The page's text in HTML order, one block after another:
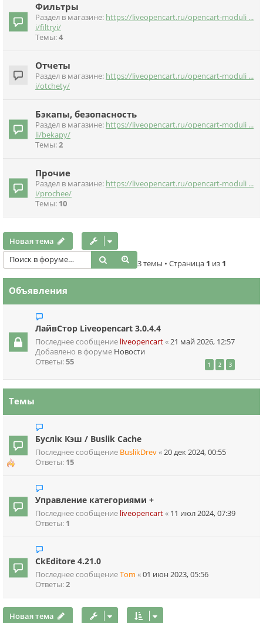
Фильтры
Раздел в магазине: https://liveopencart.ru/opencart-moduli ...
i/filtryi/
Темы:4
Отчеты
Раздел в магазине: https://liveopencart.ru/opencart-moduli ...
i/otchety/
Бэкапы, безопасность
Раздел в магазине: https://liveopencart.ru/opencart-moduli ...
li/bekapy/
Темы:2
Прочие
Раздел в магазине: https://liveopencart.ru/opencart-moduli ...
i/prochee/
Темы: 10
Новая тема
Поиск
Расширенный поиск
3 темы • Страница 1 из 1
Объявления
ЛайвСтор Liveopencart 3.0.4.4
Последнее сообщение liveopencart«21 май 2026, 12:57
Добавлено в форуме Новости
Ответы:55 1 2 3
Темы
Буслік Кэш / Buslik Cache
Последнее сообщение BuslikDrev«20 дек 2024, 00:55
Ответы: 15
Управление категориями +
Последнее сообщение liveopencart« 11 июл 2024, 07:39
Ответы: 1
CkEditore 4.21.0
Последнее сообщениеTom «01 июн 2023, 05:56
Ответы:2
Новая тема